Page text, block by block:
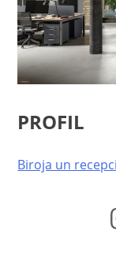
PROFIL
Post
Biroja un